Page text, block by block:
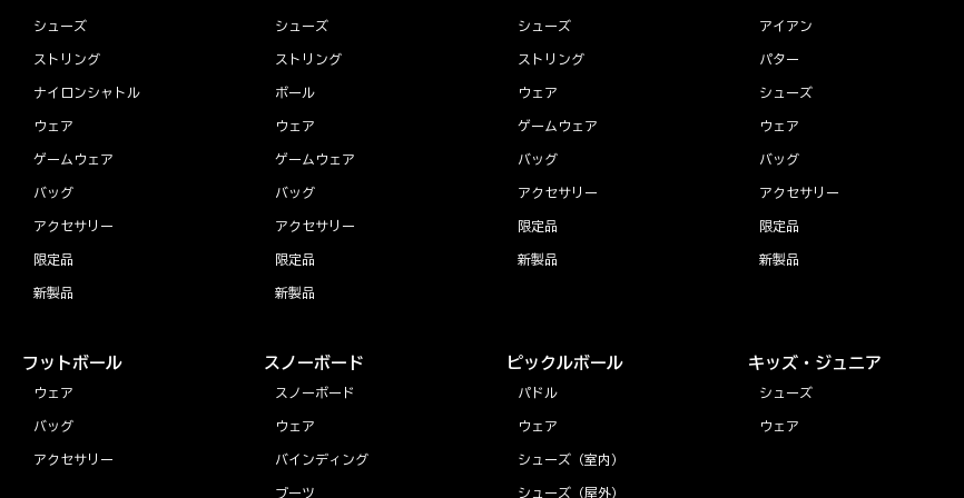
シューズ
ストリング
ナイロンシャトル
ウェア
ゲームウェア
バッグ
アクセサリー
限定品
新製品
シューズ
ストリング
ボール
ウェア
ゲームウェア
バッグ
アクセサリー
限定品
新製品
シューズ
ストリング
ウェア
ゲームウェア
バッグ
アクセサリー
限定品
新製品
アイアン
パター
シューズ
ウェア
バッグ
アクセサリー
限定品
新製品
フットボール
ウェア
バッグ
アクセサリー
スノーボード
スノーボード
ウェア
バインディング
ブーツ
ピックルボール
パドル
ウェア
シューズ（室内）
シューズ（屋外）
キッズ・ジュニア
シューズ
ウェア